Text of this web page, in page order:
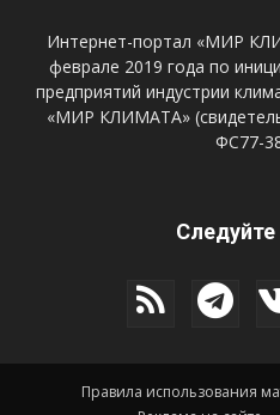
Интернет-портал «МИР
феврале 2019 года по
предприятий индустрии
«МИР КЛИМАТА»
ФС77-
Правила использования